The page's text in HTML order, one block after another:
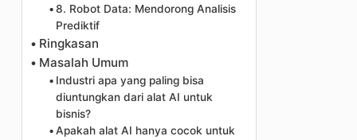
8. Robot Data: Mendorong Analisis
Prediktif
Ringkasan
Masalah Umum
Industri apa yang paling bisa
diuntungkan dari alat AI untuk
bisnis?
Apakah alat AI hanya cocok untuk